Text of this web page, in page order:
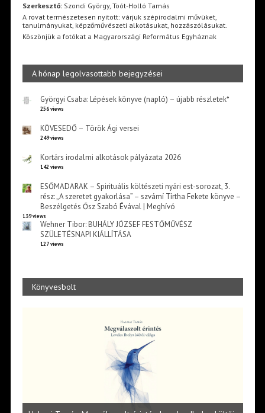
Szerkesztő:Szondi György, Toót-Holló Tamás
A rovat természetesen nyitott: várjuk szépirodalmi művüket,
tanulmányukat, képzőművészeti alkotásukat, hozzászólásukat.
Köszönjük a fotókat a Magyarországi Református Egyháznak
A hónap legolvasottabb bejegyzései
Györgyi Csaba: Lépések könyve (napló) – újabb részletek*
256 views
KÖVESEDŐ – Török Ági versei
249 views
Kortárs irodalmi alkotások pályázata 2026
142 views
ESŐMADARAK – Spirituális költészeti nyári est-sorozat, 3.
rész: „A szeretet gyakorlása” – szvámí Tírtha Fekete könyve –
Beszélgetés Ősz Szabó Évával | Meghívó
139 views
Wehner Tibor: BUHÁLY JÓZSEF FESTŐMŰVÉSZ
SZÜLETÉSNAPI KIÁLLÍTÁSA
127 views
Könyvesbolt